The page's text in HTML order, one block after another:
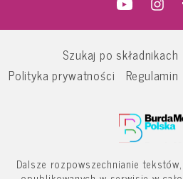
Szukaj po składnikach
Polityka prywatności
Regulamin
Dalsze rozpowszechnianie